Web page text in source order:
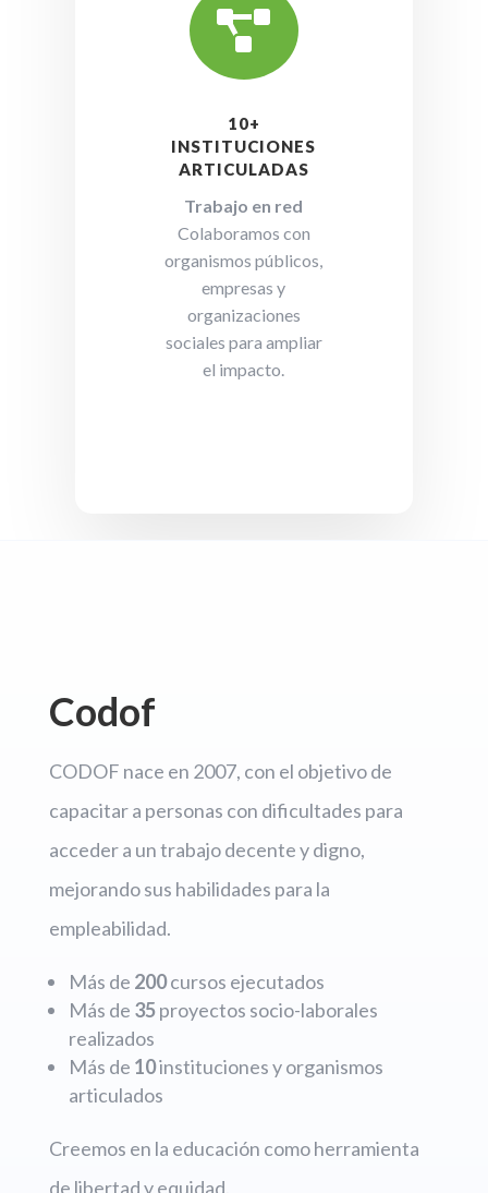

10+
INSTITUCIONES
ARTICULADAS
Trabajo en red
Colaboramos con
organismos públicos,
empresas y
organizaciones
sociales para ampliar
el impacto.
Codof
CODOF nace en 2007, con el objetivo de
capacitar a personas con dificultades para
acceder a un trabajo decente y digno,
mejorando sus habilidades para la
empleabilidad.
Más de 200cursos ejecutados
Más de 35proyectos socio-laborales
realizados
Más de 10instituciones y organismos
articulados
Creemos en la educación como herramienta
de libertad y equidad.